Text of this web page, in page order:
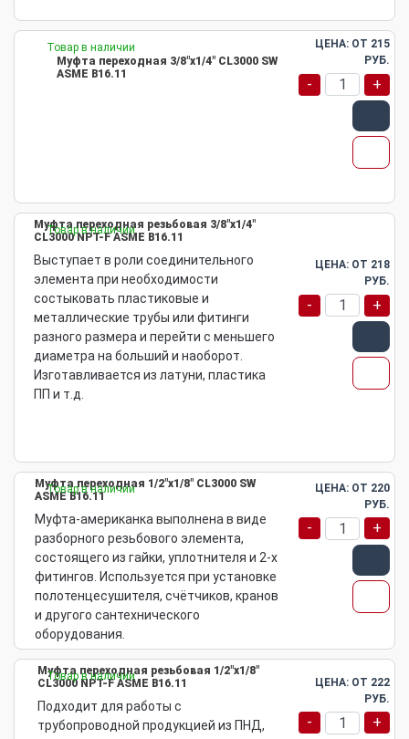
Товар в наличии
Муфта переходная 3/8"х1/4" CL3000 SW
ASME B16.11
ЦЕНА: ОТ 215
РУБ.
- +
Товар в наличии
Муфта переходная резьбовая 3/8"х1/4"
CL3000 NPT-F ASME B16.11
Выступает в роли соединительного
элемента при необходимости
состыковать пластиковые и
металлические трубы или фитинги
разного размера и перейти с меньшего
диаметра на больший и наоборот.
Изготавливается из латуни, пластика
ПП и т.д.
ЦЕНА: ОТ 218
РУБ.
- +
Товар в наличии
Муфта переходная 1/2"х1/8" CL3000 SW
ASME B16.11
Муфта-американка выполнена в виде
разборного резьбового элемента,
состоящего из гайки, уплотнителя и 2-х
фитингов. Используется при установке
полотенцесушителя, счётчиков, кранов
и другого сантехнического
оборудования.
ЦЕНА: ОТ 220
РУБ.
- +
Товар в наличии
Муфта переходная резьбовая 1/2"х1/8"
CL3000 NPT-F ASME B16.11
Подходит для работы с
трубопроводной продукцией из ПНД,
ЦЕНА: ОТ 222
РУБ.
- +